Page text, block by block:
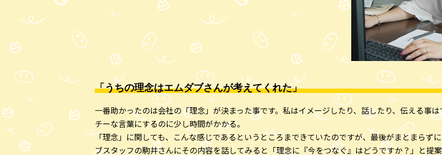
「うちの理念はエムダブさんが考えてくれた」
一番助かったのは会社の「理念」が決まった事です。私はイメージしたり、話したり、伝える事
チーな言葉にするのに少し時間がかかる。
「理念」に関しても、こんな感じであるというところまできていたのですが、最後がまとまらず
ブスタッフの駒井さんにその内容を話してみると「理念に『今をつなぐ』はどうですか？」と提